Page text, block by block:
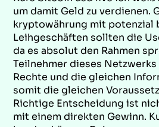
um damit Geld zu verdienen.
kryptowährung mit potenzial
Leihgeschäften sollten die
da es absolut den Rahmen
Teilnehmer dieses
Rechte und die gleichen
somit die gleichen
Richtige Entscheidung ist
mit einem direkten Gewinn.